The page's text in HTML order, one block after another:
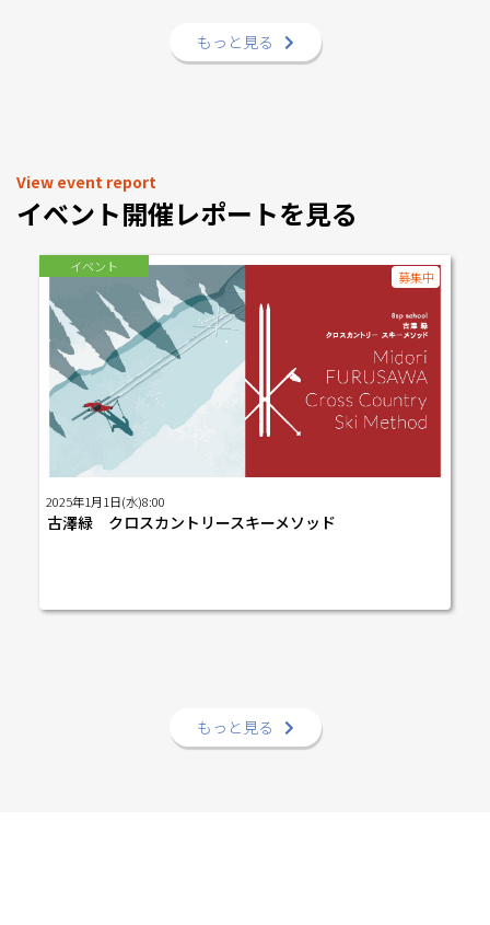
い。■小雨決行。施設利用時の使用料は各自負担となり
ます。■※スクール活動中に起因する事故等が起きた場
「ドライワーク」と「自主トレ時間」の中で個人で確認
したい疑問や感覚をアドバイス受けながら練習します。
い。 ▪️前半はドライワークとなりますので、ご理解の上
お申込みください。何の動作を確認するかは各回コーチ
して周回や反復によるトレーニングになります。 ▪️初め
てローラーを受講される方はプライベートレッスンをお
薦めしています。 -------------------------------------------------
--------------- ＜月毎予定メニュー＞ (1)基礎動作①ダブル
ポール・・・すべての走法の基本です。伸縮動作や力の
方向、ポールの使い方を見直します。 (2)基礎動作②重
心移動とキック伸縮・・・滑走力・安定感に加え体軸キ
ープに関係します。 (3)走法①・・・SK／CLのレベル１
(4)走法②・・・SK／CLのレベル２ (5)起伏ポジショ
ン・・・距離や起伏に対してのトレーニング (6)まと
め 予定 ※この教室は各回ごとで確認する動作ポイント
は変わります。 ※うまく理解できていない動作はプライ
----------------------------------------■こちらの教室には（運
きます。ご了承ください。■※スクール活動中に起因す
る事故等が起きた場合、その責任を当スクールや担当指
もっと見る
View event report
イベント開催レポートを見る
イベント
募集中
2025年1月1日(水)8:00
古澤緑 クロスカントリースキーメソッド
もっと見る